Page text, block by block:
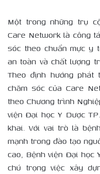
Một trong những trụ
Care Network là công
sóc theo chuẩn mực y
an toàn và chất lượng
Theo định hướng
chăm sóc của Care
theo Chương trình
viện Đại học Y Dược
khai. Với vai trò là
mạnh trong đào tạo
cao, Bệnh viện Đại học
chú trọng việc xây